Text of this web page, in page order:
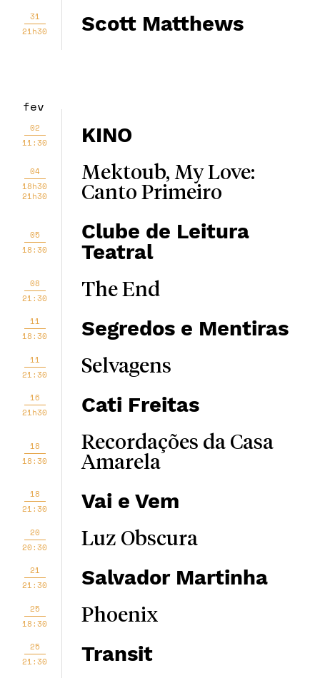
31
21h30
Scott Matthews
fev
02
11:30
KINO
04
18h30
21h30
Mektoub, My Love:
Canto Primeiro
05
18:30
Clube de Leitura
Teatral
08
21:30
The End
11
18:30
Segredos e Mentiras
11
21:30
Selvagens
16
21h30
Cati Freitas
18
18:30
Recordações da Casa
Amarela
18
21:30
Vai e Vem
20
20:30
Luz Obscura
21
21:30
Salvador Martinha
25
18:30
Phoenix
25
21:30
Transit